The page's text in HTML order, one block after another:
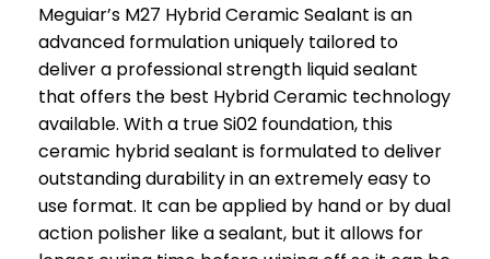
Meguiar’s M27 Hybrid Ceramic Sealant is an
advanced formulation uniquely tailored to
deliver a professional strength liquid sealant
that offers the best Hybrid Ceramic technology
available. With a true Si02 foundation, this
ceramic hybrid sealant is formulated to deliver
outstanding durability in an extremely easy to
use format. It can be applied by hand or by dual
action polisher like a sealant, but it allows for